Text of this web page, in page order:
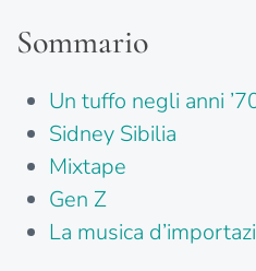
Sommario
Un tuffo negli anni
Sidney Sibilia
Mixtape
Gen Z
La musica